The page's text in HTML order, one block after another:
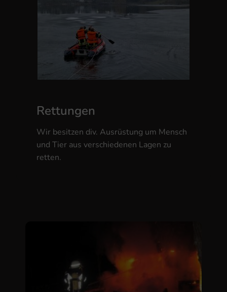
Rettungen
Wir besitzen div. Ausrüstung um Mensch
und Tier aus verschiedenen Lagen zu
retten.